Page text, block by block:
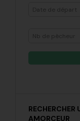
RECHERCHER
AMORCEUR